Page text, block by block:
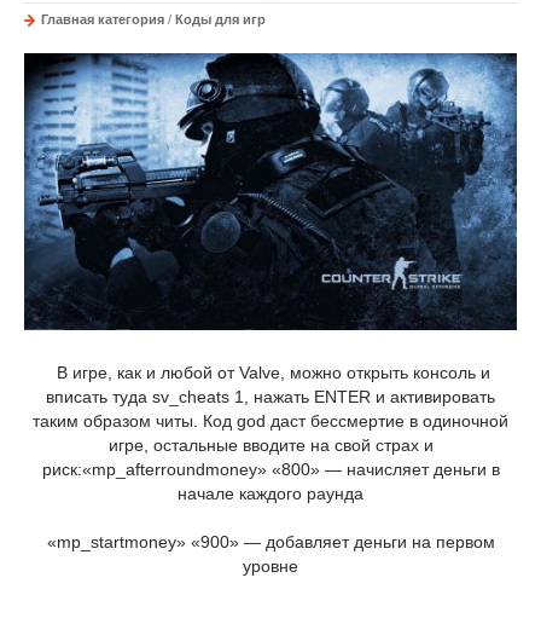
Главная категория / Коды для игр
В игре, как и любой от Valve, можно открыть консоль и
вписать туда sv_cheats 1, нажать ENTER и активировать
таким образом читы. Код god даст бессмертие в одиночной
игре, остальные вводите на свой страх и
риск:«mp_afterroundmoney» «800» — начисляет деньги в
начале каждого раунда
«mp_startmoney» «900» — добавляет деньги на первом
уровне